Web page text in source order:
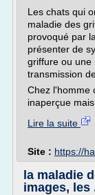
Les chats qui
maladie des
provoqué par
présenter de
griffure ou une
transmission
Chez l'homme
inaperçue
Lire la suite
Site : https://
la maladie
images, les